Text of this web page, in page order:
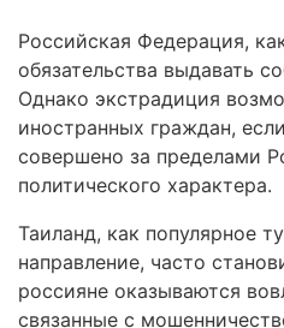
Российская Федерация,
обязательства выдавать
Однако экстрадиция
иностранных граждан,
совершено за пределами
политического характера.
Таиланд, как популярное
направление, часто
россияне оказываются
связанные с